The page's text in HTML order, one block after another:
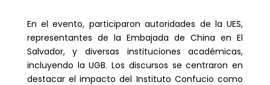
En el evento, participaron autoridades de la UES,
representantes de la Embajada de China en El
Salvador, y diversas instituciones académicas,
incluyendo la UGB. Los discursos se centraron en
destacar el impacto del Instituto Confucio como